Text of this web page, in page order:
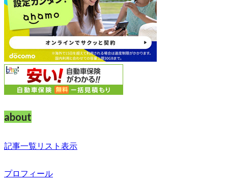
about
記事一覧リスト表示
プロフィール